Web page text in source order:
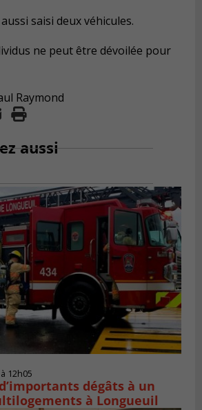
saisi deux véhicules.
ne peut être dévoilée pour
Raymond
aussi
12h05
dégâts à un
à Longueuil